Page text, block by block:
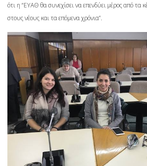
ότι η “ΕΥΑΘ θα συνεχίσει να επενδύει μέρος από τα
στους νέους και τα επόμενα χρόνια”.